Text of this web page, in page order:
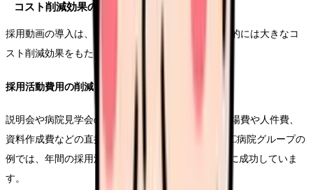
コスト削減効果の詳細分析
採用動画の導入は、初期投資は必要なものの、長期的には大きなコ
スト削減効果をもたらします。
採用活動費用の削減
説明会や病院見学会の開催回数を減らすことで、会場費や人件費、
資料作成費などの直接的なコストを削減できます。C病院グループの
例では、年間の採用活動費用を約40%削減することに成功していま
す。